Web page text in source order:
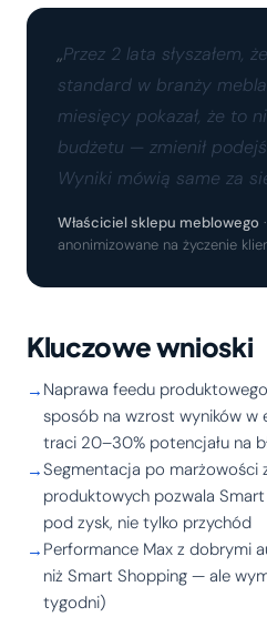
Przez 2 lata słyszałem,
standard w branży
miesięcy pokazał, że to
budżetu — zmienił
Wyniki mówią same za
Właściciel sklepu meblowego
anonimizowane na życzenie
Kluczowe wnioski
Naprawa feedu
sposób na wzrost wyników
traci 20–30% potencjału na
Segmentacja po marżowości
produktowych pozwala
pod zysk, nie tylko przychód
Performance Max z dobrymi
niż Smart Shopping — ale
tygodni)